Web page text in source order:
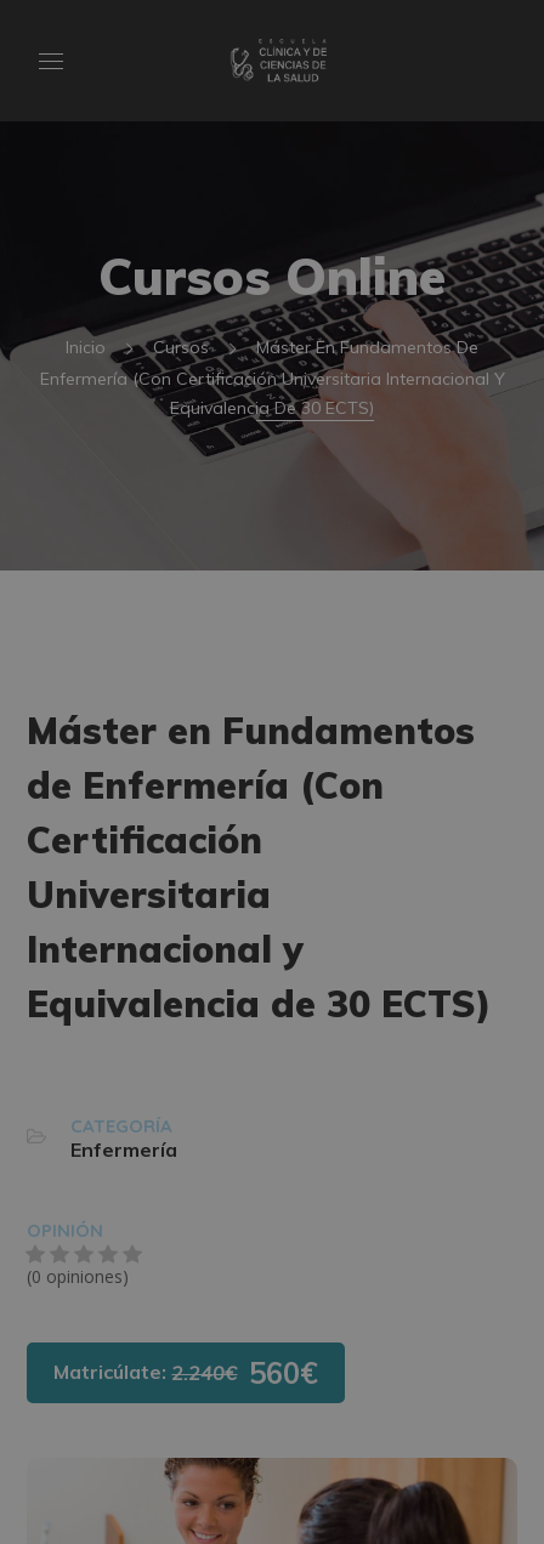
Cursos Online
Inicio Cursos
Máster En Fundamentos De
Enfermería (Con Certificación Universitaria Internacional Y
Equivalencia De 30 ECTS)
Máster en Fundamentos
de Enfermería (Con
Certificación
Universitaria
Internacional y
Equivalencia de 30 ECTS)
CATEGORÍA
Enfermería
OPINIÓN
(0 opiniones)
Matricúlate:2.240€ 560€